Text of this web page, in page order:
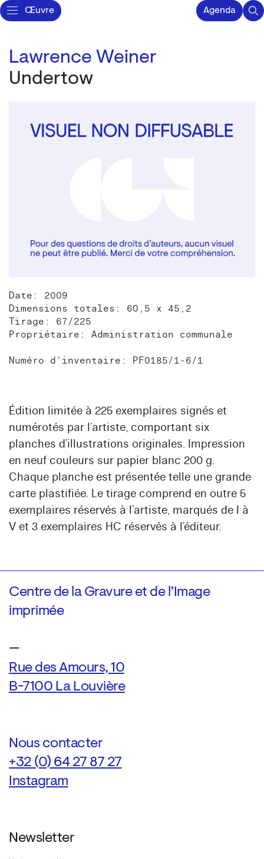
Œuvre Agenda
Lawrence Weiner
Undertow
Date: 2009
Dimensions totales: 60,5 x 45,2
Tirage: 67/225
Propriétaire: Administration communale
Numéro d'inventaire: PF0185/1-6/1
Édition limitée à 225 exemplaires signés et
numérotés par l’artiste, comportant six
planches d’illustrations originales. Impression
en neuf couleurs sur papier blanc 200 g.
Chaque planche est présentée telle une grande
carte plastifiée. Le tirage comprend en outre 5
exemplaires réservés à l’artiste, marqués de I à
V et 3 exemplaires HC réservés à l’éditeur.
Centre de la Gravure et de l’Image
imprimée
—
Rue des Amours, 10
B-7100 La Louvière
Nous contacter
+32 (0) 64 27 87 27
Instagram
Newsletter